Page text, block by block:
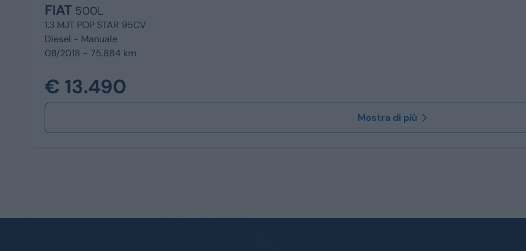
FIAT 500L
1.3 MJT POP STAR 95CV
Diesel - Manuale
08/2018 - 75.884 km
€ 13.490
Mostra di più